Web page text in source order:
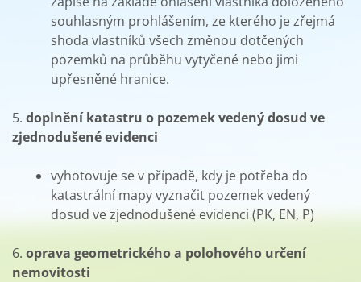
souhlasným prohlášením, ze kterého je zřejmá
shoda vlastníků všech změnou dotčených
pozemků na průběhu vytyčené nebo jimi
upřesněné hranice.
5. doplnění katastru o pozemek vedený dosud ve
zjednodušené evidenci
vyhotovuje se v případě, kdy je potřeba do
katastrální mapy vyznačit pozemek vedený
dosud ve zjednodušené evidenci (PK, EN, P)
6. oprava geometrického a polohového určení
nemovitosti